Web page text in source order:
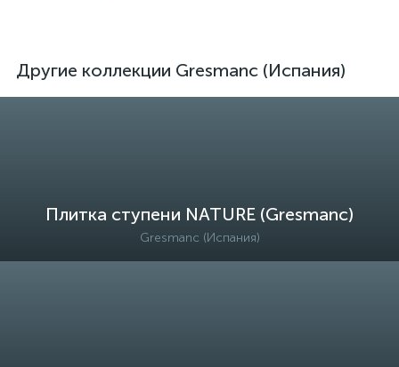
Другие коллекции Gresmanc (Испания)
Плитка ступени NATURE (Gresmanc)
Gresmanc (Испания)